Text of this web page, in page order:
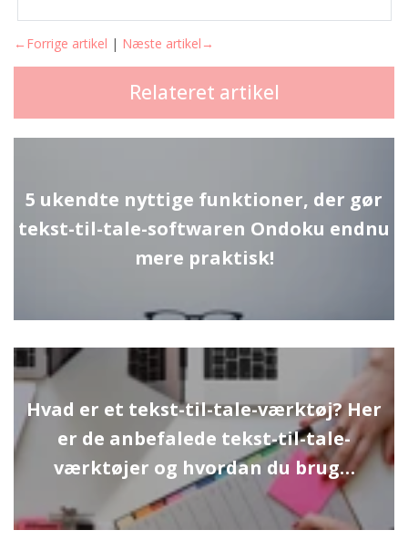
←Forrige artikel | Næste artikel→
Relateret artikel
5 ukendte nyttige funktioner, der gør
tekst-til-tale-softwaren Ondoku endnu
mere praktisk!
Hvad er et tekst-til-tale-værktøj? Her
er de anbefalede tekst-til-tale-
værktøjer og hvordan du brug…